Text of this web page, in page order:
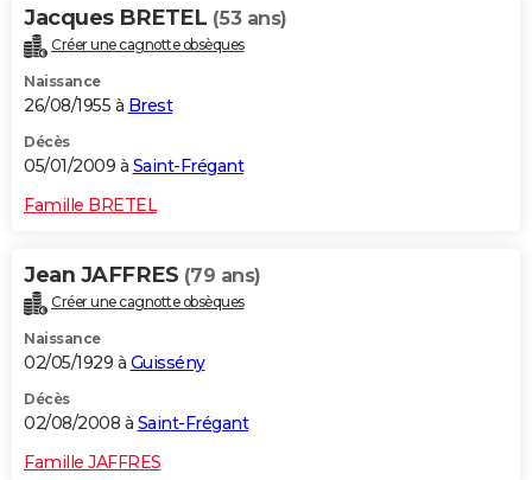
Jacques BRETEL (53 ans)
Créer une cagnotte obsèques
Naissance
26/08/1955 à Brest
Décès
05/01/2009 à Saint-Frégant
Famille BRETEL
Jean JAFFRES (79 ans)
Créer une cagnotte obsèques
Naissance
02/05/1929 à Guissény
Décès
02/08/2008 à Saint-Frégant
Famille JAFFRES